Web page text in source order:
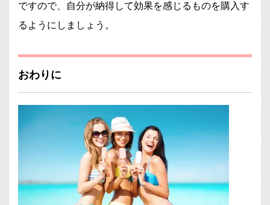
ですので、自分が納得して効果を感じるものを購入す
るようにしましょう。
おわりに